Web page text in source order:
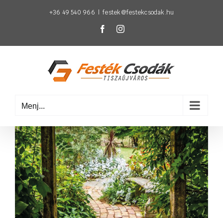
+36 49 540 966 festek@festekcsodak.hu
FacebookInstagram
Menj...